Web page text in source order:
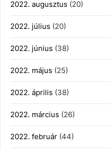
2022. augusztus (20)
2022. július (20)
2022. június (38)
2022. május (25)
2022. április (38)
2022. március (26)
2022. február (44)